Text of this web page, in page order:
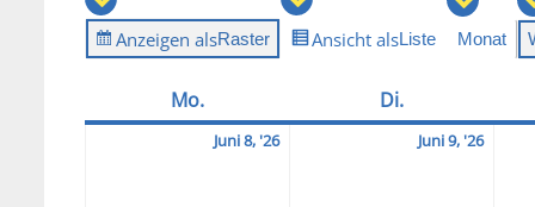
Anzeigen alsRaster Ansicht alsListe Monat
Mo.Montag Di.Dienstag
Juni 8, '262026-
Juni 9, '262026-